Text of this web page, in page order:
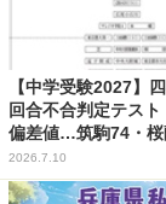
【中学受験2027】
回合不合判定テスト
偏差値…筑駒74・桜
2026.7.10